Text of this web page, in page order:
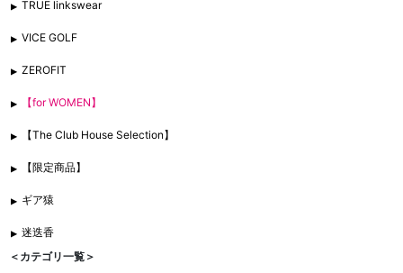
TRUE linkswear
VICE GOLF
ZEROFIT
【for WOMEN】
【The Club House Selection】
【限定商品】
ギア猿
迷迭香
＜カテゴリ一覧＞